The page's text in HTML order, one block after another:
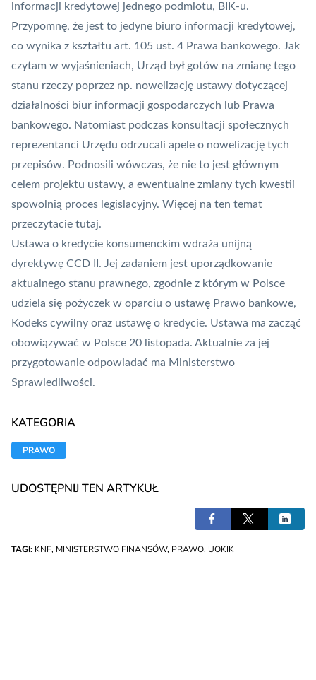
informacji kredytowej jednego podmiotu, BIK-u.
Przypomnę, że jest to jedyne biuro informacji kredytowej,
co wynika z kształtu art. 105 ust. 4 Prawa bankowego. Jak
czytam w wyjaśnieniach, Urząd był gotów na zmianę tego
stanu rzeczy poprzez np. nowelizację ustawy dotyczącej
działalności biur informacji gospodarczych lub Prawa
bankowego. Natomiast podczas konsultacji społecznych
reprezentanci Urzędu odrzucali apele o nowelizację tych
przepisów. Podnosili wówczas, że nie to jest głównym
celem projektu ustawy, a ewentualne zmiany tych kwestii
spowolnią proces legislacyjny. Więcej na ten temat
przeczytacie tutaj.
Ustawa o kredycie konsumenckim wdraża unijną
dyrektywę CCD II. Jej zadaniem jest uporządkowanie
aktualnego stanu prawnego, zgodnie z którym w Polsce
udziela się pożyczek w oparciu o ustawę Prawo bankowe,
Kodeks cywilny oraz ustawę o kredycie. Ustawa ma zacząć
obowiązywać w Polsce 20 listopada. Aktualnie za jej
przygotowanie odpowiadać ma Ministerstwo
Sprawiedliwości.
KATEGORIA
PRAWO
UDOSTĘPNIJ TEN ARTYKUŁ
TAGI: KNF, MINISTERSTWO FINANSÓW, PRAWO, UOKIK